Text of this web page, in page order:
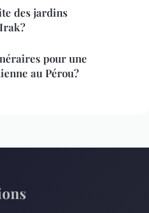
des jardins
pour une
au Pérou?